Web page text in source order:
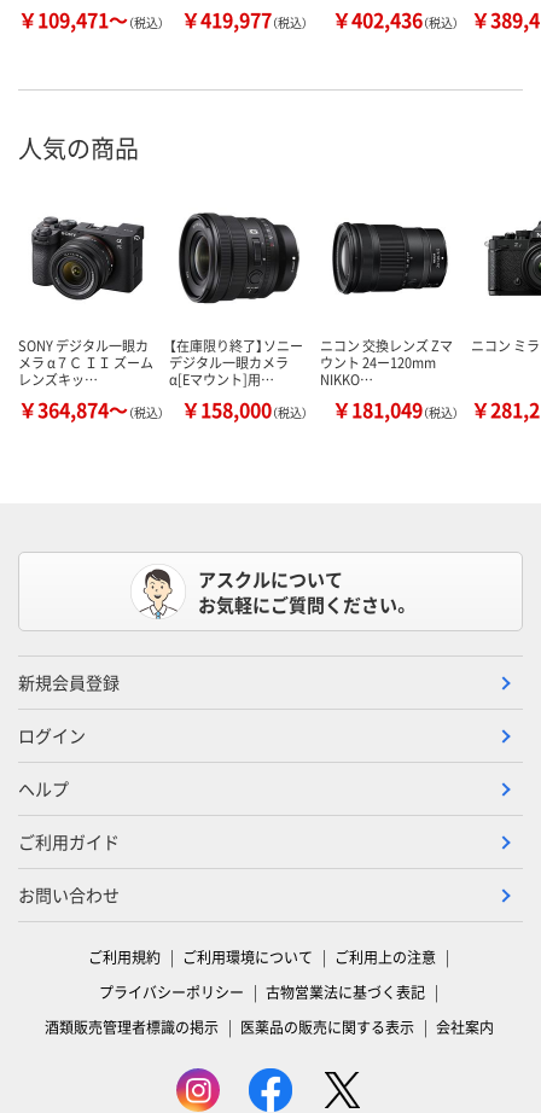
￥109,471～（税込） ￥419,977（税込） ￥402,436（税込） ￥
人気の商品
SONY デジタル一眼カ
メラ α７Ｃ ＩＩ ズーム
レンズキッ…
￥364,874～（税込）
【在庫限り終了】ソニー
デジタル一眼カメラ
α[Eマウント]用…
￥158,000（税込）
ニコン 交換レンズ Zマ
ウント 24ー120mm
NIKKO…
￥181,049（税込）
ニコン ミ
￥
アスクルについて
お気軽にご質問ください。
新規会員登録
ログイン
ヘルプ
ご利用ガイド
お問い合わせ
ご利用規約 ご利用環境について
ご利用上の注意
プライバシーポリシー
古物営業法に基づく表記
酒類販売管理者標識の掲示
医薬品の販売に関する表示 会社案内